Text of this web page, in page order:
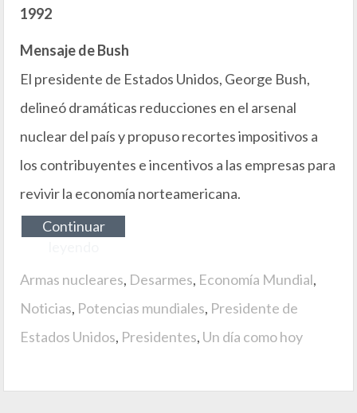
1992
Mensaje de Bush
El presidente de Estados Unidos, George Bush,
delineó dramáticas reducciones en el arsenal
nuclear del país y propuso recortes impositivos a
los contribuyentes e incentivos a las empresas para
revivir la economía norteamericana.
Continuar
Armas nucleares, Desarmes, Economía Mundial,
Noticias, Potencias mundiales, Presidente de
Estados Unidos, Presidentes, Un día como hoy